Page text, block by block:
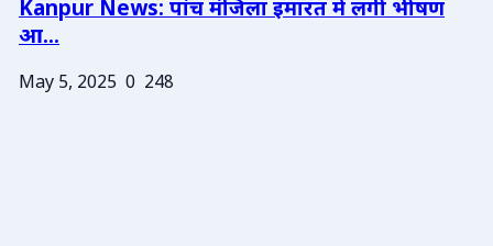
Kanpur News: पांच मंजिला इमारत में लगी भीषण
आ...
May 5, 2025 0 248